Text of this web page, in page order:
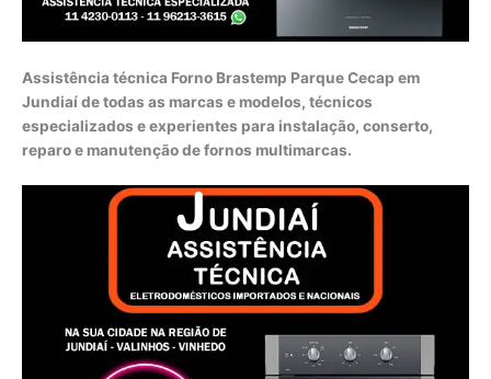
Assistência técnica Forno Brastemp Parque Cecap em
Jundiaí de todas as marcas e modelos, técnicos
especializados e experientes para instalação, conserto,
reparo e manutenção de fornos multimarcas.